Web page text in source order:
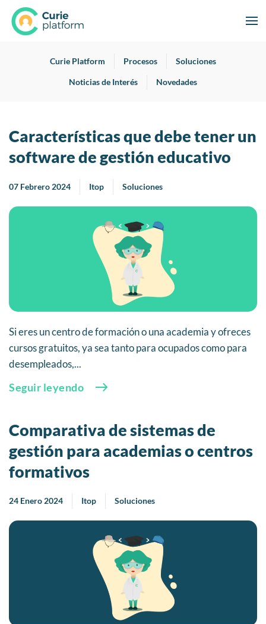
Curie Platform Procesos Soluciones
Noticias de Interés Novedades
Características que debe tener un
software de gestión educativo
07 Febrero 2024 Itop Soluciones
Si eres un centro de formación o una academia y ofreces
cursos gratuitos, ya sea tanto para ocupados como para
desempleados,...
Seguir leyendo
Comparativa de sistemas de
gestión para academias o centros
formativos
24 Enero 2024 Itop Soluciones